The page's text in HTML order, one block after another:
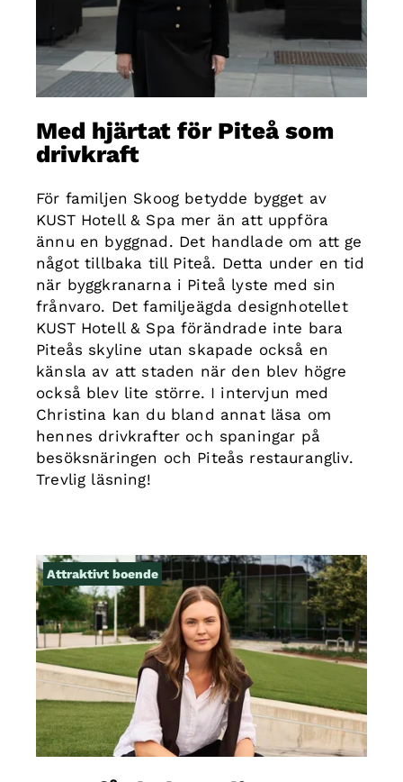
Med hjärtat för Piteå som
drivkraft
För familjen Skoog betydde bygget av
KUST Hotell & Spa mer än att uppföra
ännu en byggnad. Det handlade om att ge
något tillbaka till Piteå. Detta under en tid
när byggkranarna i Piteå lyste med sin
frånvaro. Det familjeägda designhotellet
KUST Hotell & Spa förändrade inte bara
Piteås skyline utan skapade också en
känsla av att staden när den blev högre
också blev lite större. I intervjun med
Christina kan du bland annat läsa om
hennes drivkrafter och spaningar på
besöksnäringen och Piteås restaurangliv.
Trevlig läsning!
Attraktivt boende